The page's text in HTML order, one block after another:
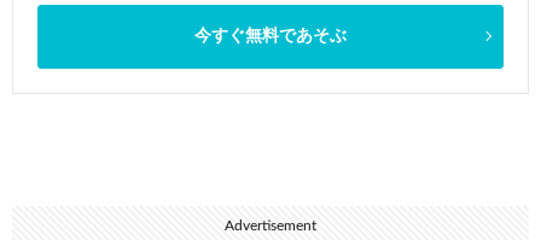
今すぐ無料であそぶ
Advertisement